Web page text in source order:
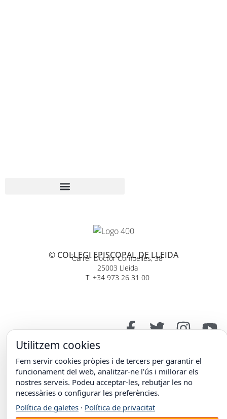
© COL·LEGI EPISCOPAL DE LLEIDA
Carrer Doctor Combelles, 38
25003 Lleida
T. +34 973 26 31 00
Utilitzem cookies
Fem servir cookies pròpies i de tercers per garantir el
funcionament del web, analitzar-ne l’ús i millorar els
nostres serveis. Podeu acceptar-les, rebutjar les no
necessàries o configurar les preferències.
Política de galetes · Política de privacitat